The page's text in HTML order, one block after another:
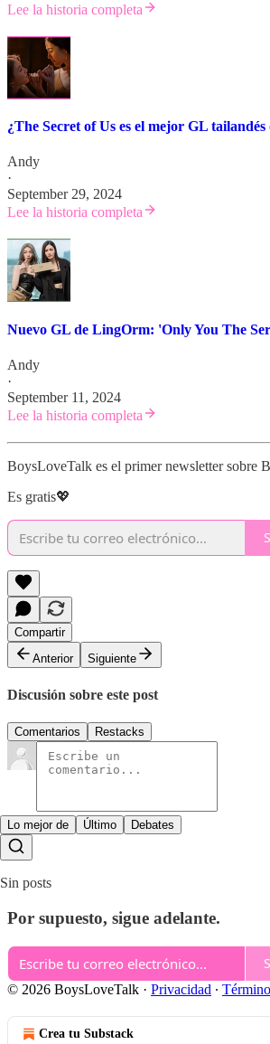
Lee la historia completa
¿The Secret of Us es el mejor GL tailandés
Andy
·
September 29, 2024
Lee la historia completa
Nuevo GL de LingOrm: 'Only You The
Andy
·
September 11, 2024
Lee la historia completa
BoysLoveTalk es el primer newsletter sobre
Es gratis💖
Compartir
Anterior
Siguiente
Discusión sobre este post
Comentarios Restacks
Lo mejor de Último Debates
Sin posts
Por supuesto, sigue adelante.
© 2026 BoysLoveTalk · Privacidad ∙
Crea tu Substack